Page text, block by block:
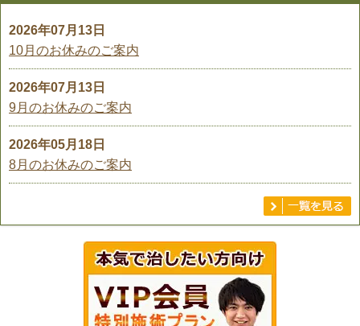
2026年07月13日
10月のお休みのご案内
2026年07月13日
9月のお休みのご案内
2026年05月18日
8月のお休みのご案内